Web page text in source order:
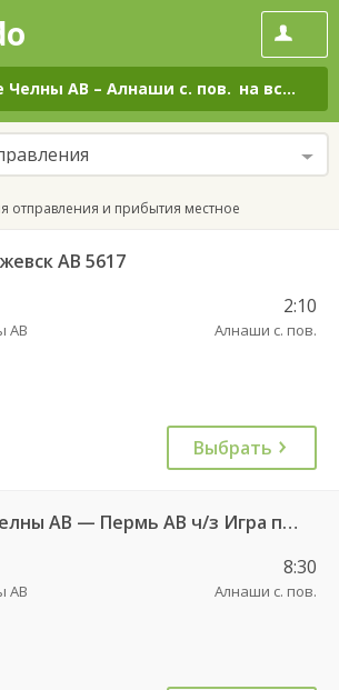
Челны АВ – Алнаши с. пов. на все дни
отправления и прибытия местное
АВ 5617
АВ
2:10
Алнаши с. пов.
Выбрать
Набережные Челны АВ — Пермь АВ ч/з Игра пгт АС 6195
АВ
8:30
Алнаши с. пов.